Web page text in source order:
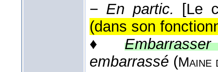
− En partic.
[Le
(dans son
♦
embarrassé (Maine